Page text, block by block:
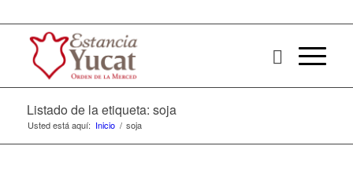
Listado de la etiqueta: soja
Usted está aquí: Inicio / soja